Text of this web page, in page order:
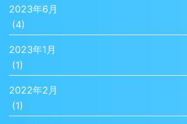
2023年6月
(4)
2023年1月
(1)
2022年2月
(1)